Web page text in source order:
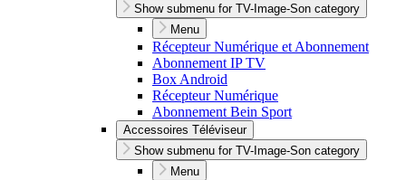
Show submenu for TV-Image-Son category
Menu
Récepteur Numérique et Abonnement
Abonnement IP TV
Box Android
Récepteur Numérique
Abonnement Bein Sport
Accessoires Téléviseur
Show submenu for TV-Image-Son category
Menu